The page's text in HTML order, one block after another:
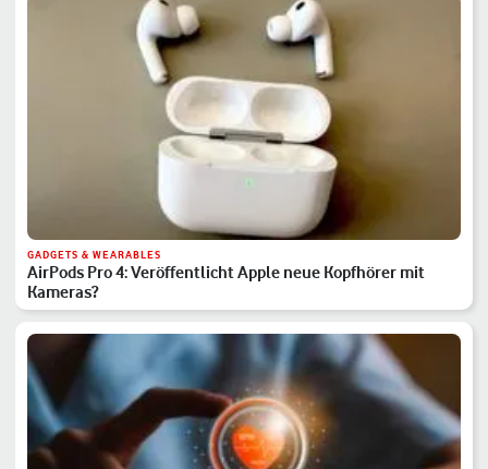
GADGETS & WEARABLES
AirPods Pro 4: Veröffentlicht Apple neue Kopfhörer mit
Kameras?